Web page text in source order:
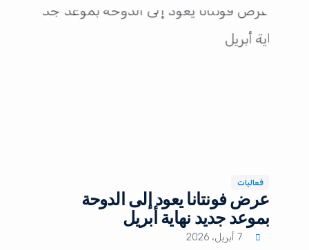
فعاليات
عرض فونتانا يعود إلى الدوحة
بموعد جديد نهاية أبريل
7 أبريل، 2026